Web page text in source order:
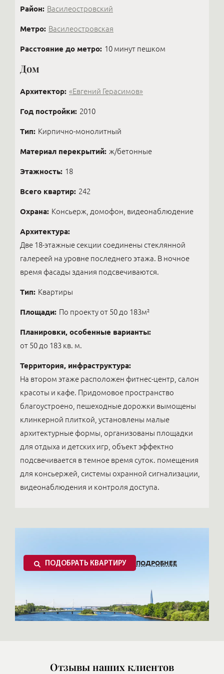
Район: Василеостровский
Метро: Василеостровская
Расстояние до метро: 10 минут пешком
Дом
Архитектор: «Евгений Герасимов»
Год постройки: 2010
Тип: Кирпично-монолитный
Материал перекрытий: ж/бетонные
Этажность: 18
Всего квартир: 242
Охрана: Консьерж, домофон, видеонаблюдение
Архитектура:
Две 18-этажные секции соединены стеклянной
галереей на уровне последнего этажа. В ночное
время фасады здания подсвечиваются.
Тип: Квартиры
Площади: По проекту от 50 до 183м²
Планировки, особенные варианты:
от 50 до 183 кв. м.
Территория, инфраструктура:
На втором этаже расположен фитнес-центр, салон
красоты и кафе. Придомовое пространство
благоустроено, пешеходные дорожки вымощены
клинкерной плиткой, установлены малые
архитектурные формы, организованы площадки
для отдыха и детских игр, объект эффектно
подсвечивается в темное время суток. помещения
для консьержей, системы охранной сигнализации,
видеонаблюдения и контроля доступа.
ПОДОБРАТЬ КВАРТИРУ ПОДРОБНЕЕ
Отзывы наших клиентов